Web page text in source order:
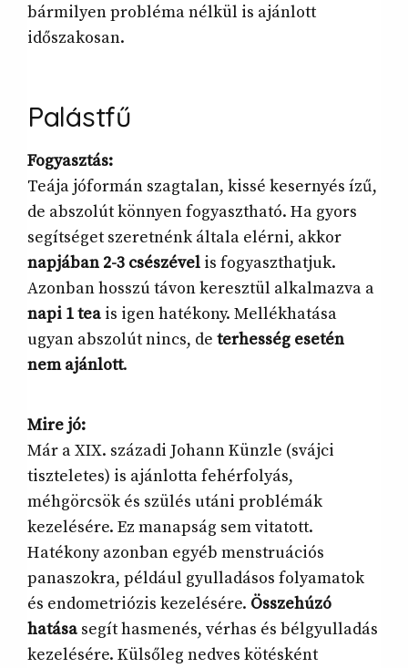
bármilyen probléma nélkül is ajánlott
időszakosan.
Palástfű
Fogyasztás:
Teája jóformán szagtalan, kissé kesernyés ízű,
de abszolút könnyen fogyasztható. Ha gyors
segítséget szeretnénk általa elérni, akkor
napjában 2-3 csészével is fogyaszthatjuk.
Azonban hosszú távon keresztül alkalmazva a
napi 1 tea is igen hatékony. Mellékhatása
ugyan abszolút nincs, de terhesség esetén
nem ajánlott.
Mire jó:
Már a XIX. századi Johann Künzle (svájci
tiszteletes) is ajánlotta fehérfolyás,
méhgörcsök és szülés utáni problémák
kezelésére. Ez manapság sem vitatott.
Hatékony azonban egyéb menstruációs
panaszokra, például gyulladásos folyamatok
és endometriózis kezelésére. Összehúzó
hatása segít hasmenés, vérhas és bélgyulladás
kezelésére. Külsőleg nedves kötésként